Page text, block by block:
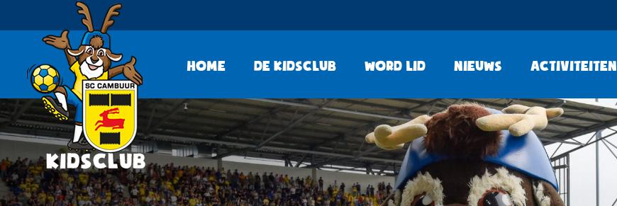
Home De KidsClub Word lid Nieuws Activiteiten